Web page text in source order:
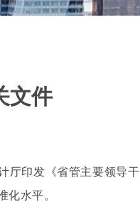
文件
厅印发《省管主要领导干
化水平。